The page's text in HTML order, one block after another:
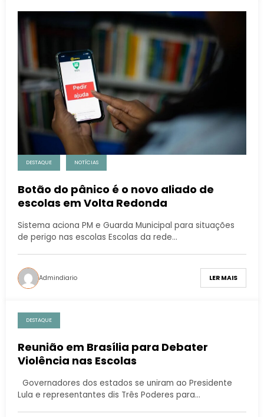
DESTAQUE NOTÍCIAS
Botão do pânico é o novo aliado de
escolas em Volta Redonda
Sistema aciona PM e Guarda Municipal para situações
de perigo nas escolas Escolas da rede…
Admindiario LER MAIS
DESTAQUE
Reunião em Brasília para Debater
Violência nas Escolas
Governadores dos estados se uniram ao Presidente
Lula e representantes dis Três Poderes para…